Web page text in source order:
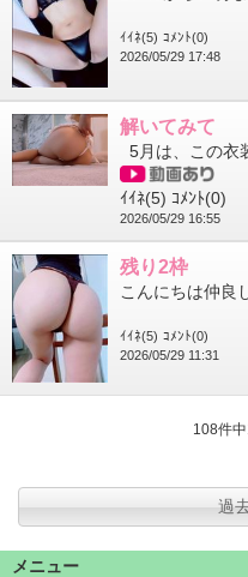
ｲｲﾈ(5) ｺﾒﾝﾄ(0)
2026/05/29 17:48
解いてみて
ｲｲﾈ(5) ｺﾒﾝﾄ(0)
2026/05/29 16:55
残り2枠
ｲｲﾈ(5) ｺﾒﾝﾄ(0)
2026/05/29 11:31
108件
過
メニュー